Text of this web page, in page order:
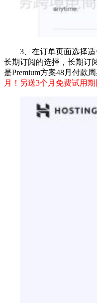
3、在订单页面选择
长期订阅的选择，长期订
是Premium方案48月付款周
月！另送3个月免费试用期